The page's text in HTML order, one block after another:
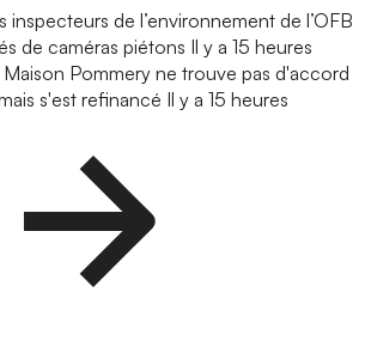
inspecteurs de l’environnement de l’OFB
de caméras piétons Il y a 15 heures
Pommery ne trouve pas d'accord
s'est refinancé Il y a 15 heures